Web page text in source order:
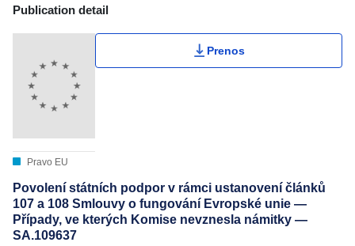
Publication Detail Actions Portlet
Publication detail
Pravo EU
Prenos
Povolení státních podpor v rámci ustanovení článků
107 a 108 Smlouvy o fungování Evropské unie —
Případy, ve kterých Komise nevznesla námitky —
SA.109637